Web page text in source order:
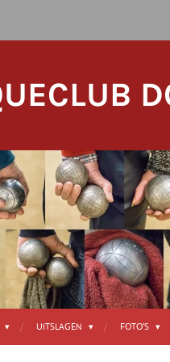
UITSLAGEN FOTO'S